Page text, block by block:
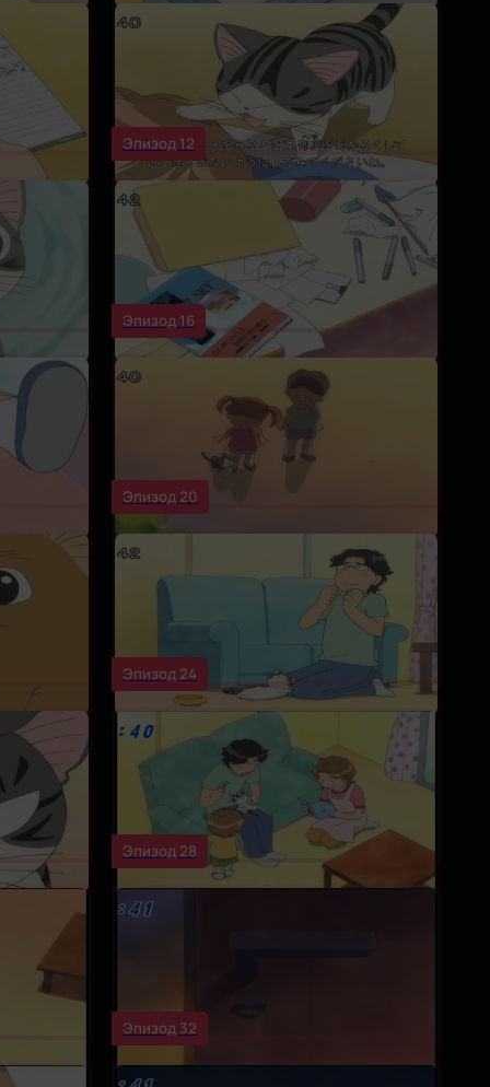
Эпизод 12
Эпизод 16
Эпизод 20
Эпизод 24
Эпизод 28
Эпизод 32